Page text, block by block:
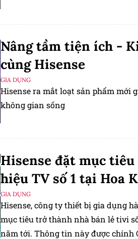
Nâng tầm tiện ích -
cùng Hisense
GIA DỤNG
Hisense ra mắt loạt sản phẩm mới
không gian sống
Hisense đặt mục
hiệu TV số 1 tại Hoa
GIA DỤNG
Hisense, công ty thiết bị gia dụng
mục tiêu trở thành nhà bán lẻ tivi
năm tới. Thông tin này được chính